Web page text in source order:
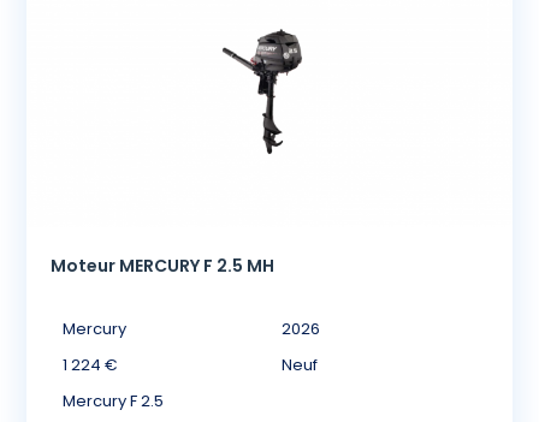
Moteur MERCURY F 2.5 MH
Mercury
2026
1 224 €
Neuf
Mercury F 2.5